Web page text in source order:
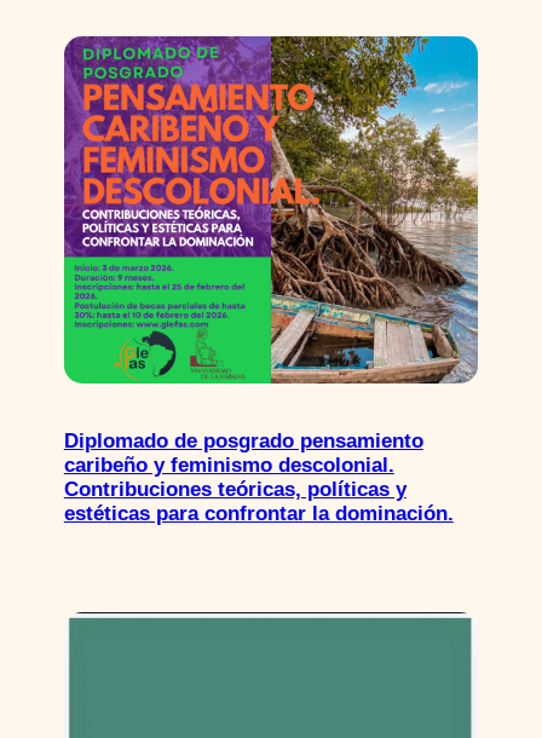
Diplomado de posgrado pensamiento
caribeño y feminismo descolonial.
Contribuciones teóricas, políticas y
estéticas para confrontar la dominación.